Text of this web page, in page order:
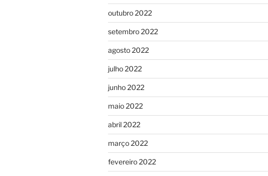
outubro 2022
setembro 2022
agosto 2022
julho 2022
junho 2022
maio 2022
abril 2022
março 2022
fevereiro 2022